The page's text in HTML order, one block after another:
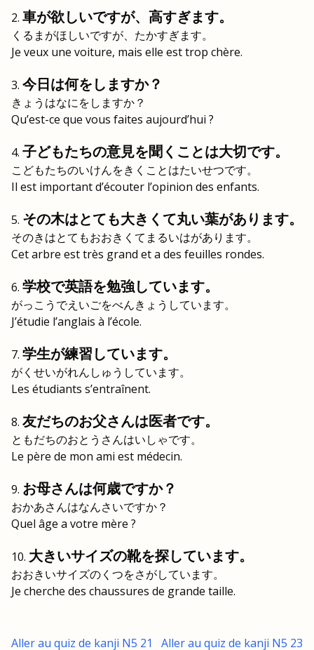
車が欲しいですが、高すぎます。
くるまがほしいですが、たかすぎます。
Je veux une voiture, mais elle est trop chère.
今日は何をしますか？
きょうはなにをしますか？
Qu’est-ce que vous faites aujourd’hui ?
子どもたちの意見を聞くことは大切です。
こどもたちのいけんをきくことはたいせつです。
Il est important d’écouter l’opinion des enfants.
その木はとても大きくて丸い葉があります。
そのきはとてもおおきくてまるいはがあります。
Cet arbre est très grand et a des feuilles rondes.
学校で英語を勉強しています。
がっこうでえいごをべんきょうしています。
J’étudie l’anglais à l’école.
学生が練習しています。
がくせいがれんしゅうしています。
Les étudiants s’entraînent.
友だちのお父さんは医者です。
ともだちのおとうさんはいしゃです。
Le père de mon ami est médecin.
お母さんは何歳ですか？
おかあさんはなんさいですか？
Quel âge a votre mère ?
大きいサイズの靴を探しています。
おおきいサイズのくつをさがしています。
Je cherche des chaussures de grande taille.
Aller au quiz de kanji N5 21 Aller au quiz de kanji N5 23